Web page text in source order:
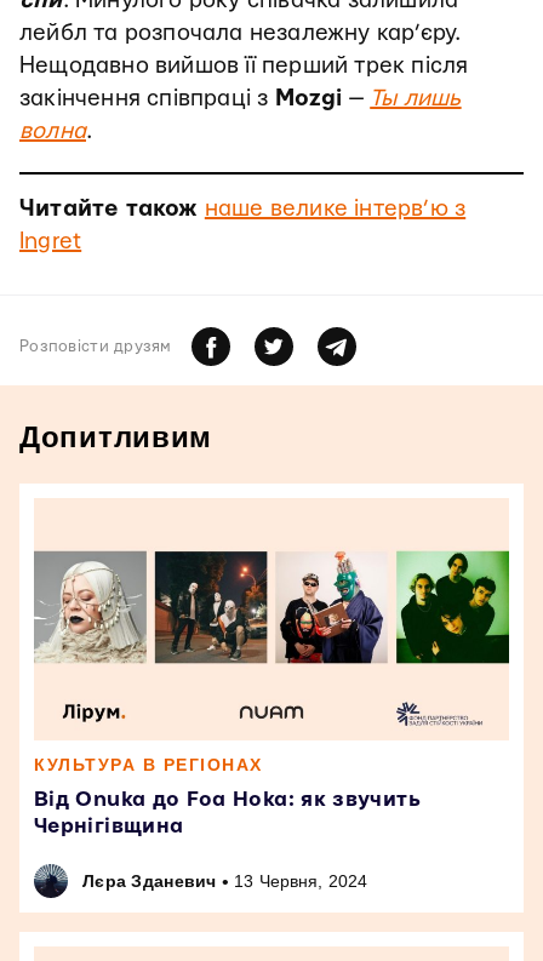
лейбл та розпочала незалежну кар’єру.
Нещодавно вийшов її перший трек після
закінчення співпраці з Mozgi — Ты лишь
волна.
Читайте також наше велике інтерв’ю з
Ingret
Розповiсти друзям
Допитливим
КУЛЬТУРА В РЕГІОНАХ
Від Onuka до Foa Hoka: як звучить
Чернігівщина
Лєра Зданевич • 13 Червня, 2024